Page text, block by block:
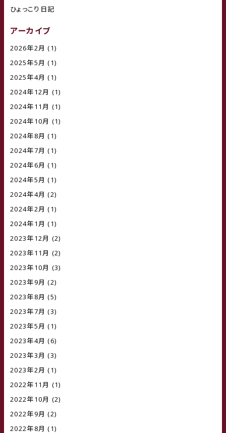
ひょっこり日記
アーカイブ
2026年2月 (1)
2025年5月 (1)
2025年4月 (1)
2024年12月 (1)
2024年11月 (1)
2024年10月 (1)
2024年8月 (1)
2024年7月 (1)
2024年6月 (1)
2024年5月 (1)
2024年4月 (2)
2024年2月 (1)
2024年1月 (1)
2023年12月 (2)
2023年11月 (2)
2023年10月 (3)
2023年9月 (2)
2023年8月 (5)
2023年7月 (3)
2023年5月 (1)
2023年4月 (6)
2023年3月 (3)
2023年2月 (1)
2022年11月 (1)
2022年10月 (2)
2022年9月 (2)
2022年8月 (1)